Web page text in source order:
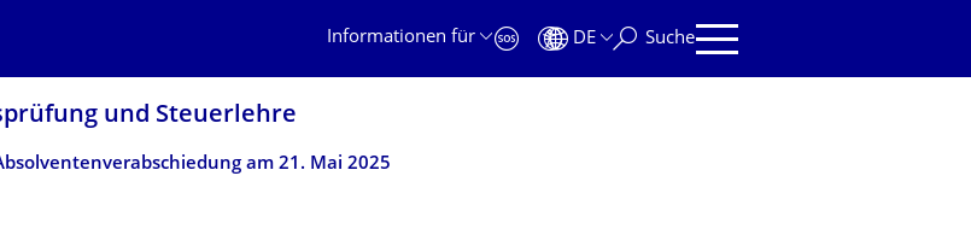
Informationen für
DE Suche
und Steuerlehre
am 21. Mai 2025